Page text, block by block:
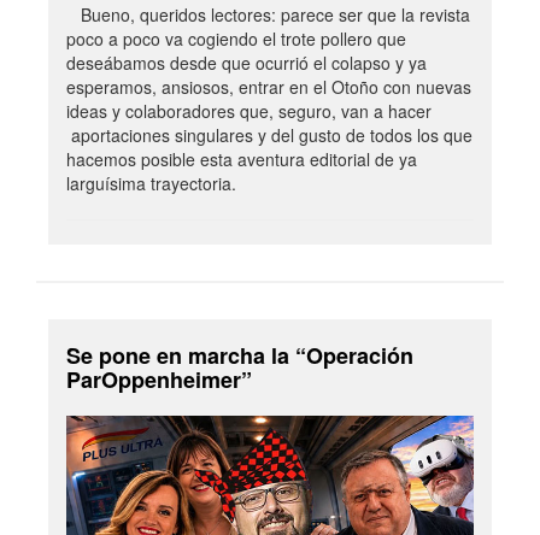
Bueno, queridos lectores: parece ser que la revista
poco a poco va cogiendo el trote pollero que
deseábamos desde que ocurrió el colapso y ya
esperamos, ansiosos, entrar en el Otoño con nuevas
ideas y colaboradores que, seguro, van a hacer
aportaciones singulares y del gusto de todos los que
hacemos posible esta aventura editorial de ya
larguísima trayectoria.
Se pone en marcha la “Operación
ParOppenheimer”